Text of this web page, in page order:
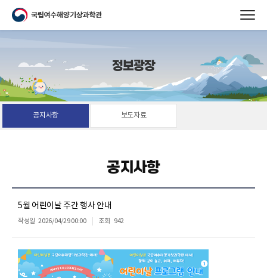
정보광장
공지사항 보도자료
공지사항
5월 어린이날 주간 행사 안내
작성일 2026/04/29 00:00 조회 942